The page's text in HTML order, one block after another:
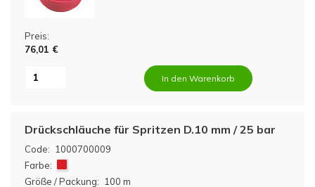
Preis:
76,01 €
In den Warenkorb
Code: 1000700009
Drückschläuche für Spritzen D.10 mm / 25 bar
Farbe:
Größe / Packung: 100 m